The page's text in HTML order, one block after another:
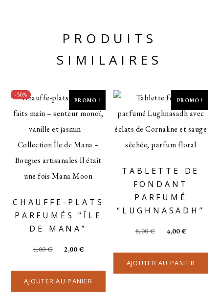
PRODUITS
SIMILAIRES
PROMO !
-50%
CHAUFFE-PLATS
PARFUMÉS “ÎLE
DE MANA”
4,00€ 2,00€
AJOUTER AU PANIER
PROMO !
TABLETTE DE
FONDANT
PARFUMÉ
“LUGHNASADH”
8,00€ 4,00€
AJOUTER AU PANIER